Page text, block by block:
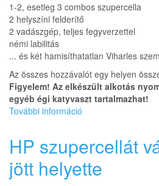
1-2, esetleg 3 combos szupercella
2 helyszíni felderítő
2 vadászgép, teljes fegyverzettel
némi labilitás
... és két hamisíthatatlan Viharles
Az összes hozzávalót egy helyen
Figyelem! Az elkészült alkotás
egyéb égi katyvaszt tartalmazhat!
További információ
line
Viharles
HP szupercellát
jött helyette